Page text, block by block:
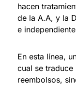
hacen
de la A.A, y la
e
En esta línea,
cual se
reembolsos,